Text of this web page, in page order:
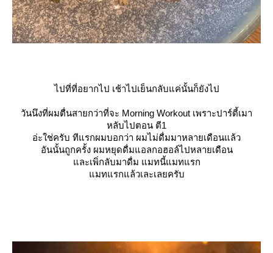
ไปที่ที่อยากไป เช้าไปเย็นกลับแค่นั้นก็ยังไป
วันนึงที่ผมตื่นสายกว่าที่จะ Morning Workout เพราะปาร์ตี้เมา
หลับไปตอน ตี1
อ่ะใช่ครับ ทีแรกผมบอกว่า ผมไม่ดื่มมาหลายเดือนแล้ว
อันนั้นถูกครั้ง ผมหยุดดื่มแอลกอฮอล์ไปหลายเดือน
ละเพิ่กลับมาดื่ม แมทนี้แมทแรก
มทแรกแล้วเละเลยครับ